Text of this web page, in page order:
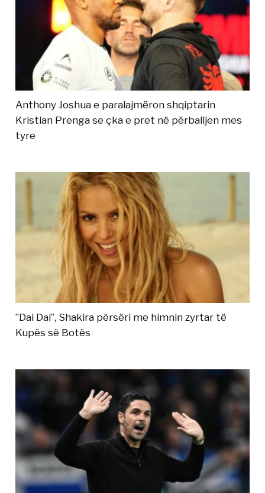
Anthony Joshua e paralajmëron shqiptarin
Kristian Prenga se çka e pret në përballjen mes
tyre
”Dai Dai”, Shakira përsëri me himnin zyrtar të
Kupës së Botës